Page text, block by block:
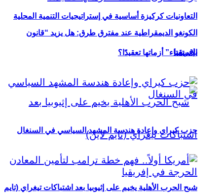
التعاونيات كركيزة أساسية في إستراتيجيات التنمية المحلية
بإفريقيا
شبح الحرب الأهلية يخيم على إثيوبيا بعد اشتباكات تيغراي (تايم
الكونغو الديمقراطية عند مفترق طرق: هل يزيد “قانون
الاستفتاء” أزماتها تعقيدًا؟
حزب كيراي وإعادة هندسة المشهد السياسي في السنغال